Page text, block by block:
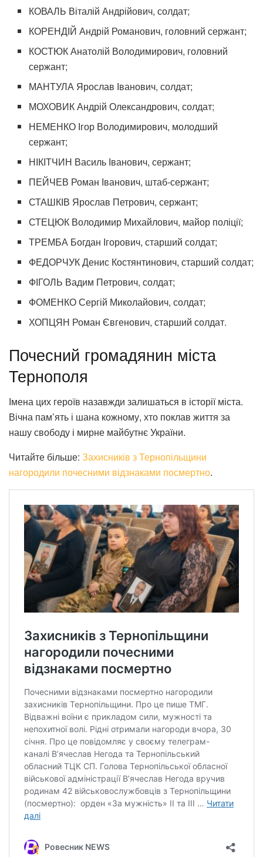
КОВАЛЬ Віталій Андрійович, солдат;
КОРЕНДІЙ Андрій Романович, головний сержант;
КОСТЮК Анатолій Володимирович, головний
сержант;
МАНТУЛА Ярослав Іванович, солдат;
МОХОВИК Андрій Олександрович, солдат;
НЕМЕНКО Ігор Володимирович, молодший
сержант;
НІКІТЧИН Василь Іванович, сержант;
ПЕЙЧЕВ Роман Іванович, штаб-сержант;
СТАШКІВ Ярослав Петрович, сержант;
СТЕЦЮК Володимир Михайлович, майор поліції;
ТРЕМБА Богдан Ігорович, старший солдат;
ФЕДОРЧУК Денис Костянтинович, старший солдат;
ФІГОЛЬ Вадим Петрович, солдат;
ФОМЕНКО Сергій Миколайович, солдат;
ХОПЦЯН Роман Євгенович, старший солдат.
Почесний громадянин міста
Тернополя
Імена цих героїв назавжди залишаться в історії міста.
Вічна пам’ять і шана кожному, хто поклав життя за
нашу свободу і мирне майбутнє України.
Читайте більше: Захисників з Тернопільщини
нагородили почесними відзнаками посмертно.